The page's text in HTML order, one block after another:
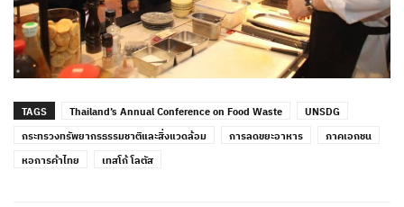
TAGS Thailand’s Annual Conference on Food Waste
UNSDG
กระทรวงทรัพยากรธรรมชาติและสิ่งแวดล้อม
การลดขยะอาหาร
ภาคเอกชน
หอการค้าไทย
เทสโก้ โลตัส